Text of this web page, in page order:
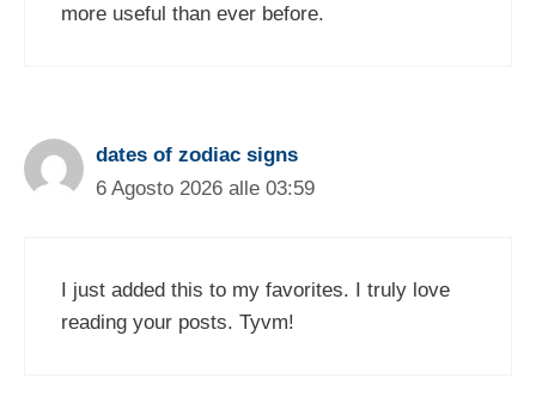
more useful than ever before.
dates of zodiac signs
6 Agosto 2026 alle 03:59
I just added this to my favorites. I truly love
reading your posts. Tyvm!